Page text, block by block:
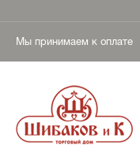
Мы принимаем к оплате